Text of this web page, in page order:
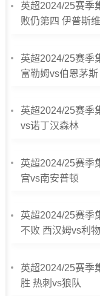
英超2024/25赛季
败仍第四 伊普斯
英超2024/25赛季
富勒姆vs伯恩茅斯
英超2024/25赛季
vs诺丁汉森林
英超2024/25赛季
宫vs南安普顿
英超2024/25赛季
不败 西汉姆vs利
英超2024/25赛季
胜 热刺vs狼队